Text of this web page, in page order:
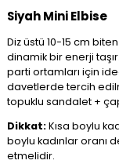
Siyah Mini Elbise
Diz üstü 10-15 cm
dinamik bir enerji
parti ortamları için
davetlerde tercih
topuklu sandalet +
Dikkat:Kısa boylu
boylu kadınlar oranı
etmelidir.